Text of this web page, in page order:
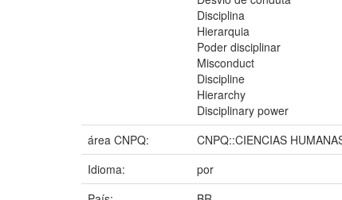
Disciplina
Hierarquia
Poder disciplinar
Misconduct
Discipline
Hierarchy
Disciplinary power
área CNPQ:
CNPQ::CIENCIAS
Idioma:
por